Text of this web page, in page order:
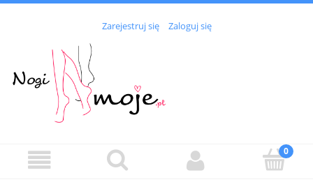
Zarejestruj się Zaloguj się